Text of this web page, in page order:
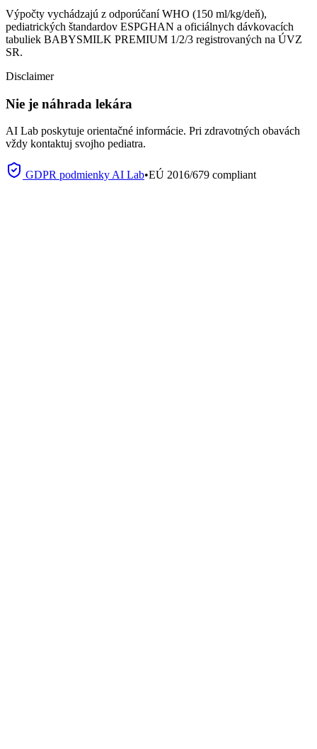
Výpočty vychádzajú z odporúčaní WHO (150 ml/kg/deň),
pediatrických štandardov ESPGHAN a oficiálnych dávkovacích
tabuliek BABYSMILK PREMIUM 1/2/3 registrovaných na ÚVZ
SR.
Disclaimer
Nie je náhrada lekára
AI Lab poskytuje orientačné informácie. Pri zdravotných obavách
vždy kontaktuj svojho pediatra.
GDPR podmienky AI Lab•EÚ 2016/679 compliant